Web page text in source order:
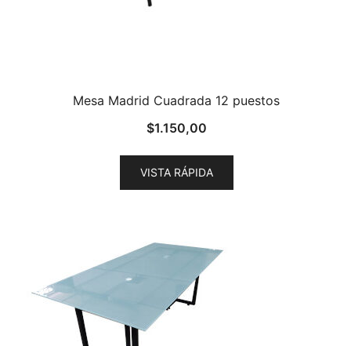
Mesa Madrid Cuadrada 12 puestos
$1.150,00
VISTA RÁPIDA